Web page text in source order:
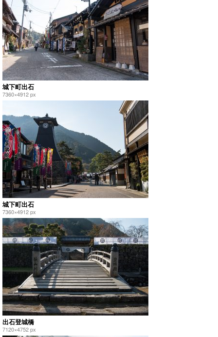
城下町出石
7360×4912 px
城下町出石
7360×4912 px
出石登城橋
7120×4752 px